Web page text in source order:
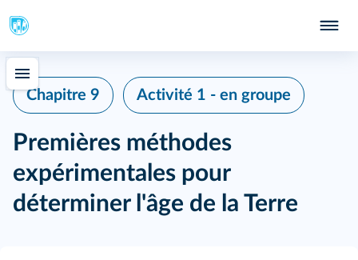
Chapitre 9 Activité 1 - en groupe
Premières méthodes
expérimentales pour
déterminer l'âge de la Terre